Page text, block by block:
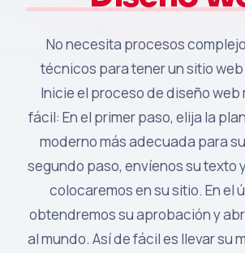
No necesita procesos
técnicos para tener un sitio
Inicie el proceso de diseño web
fácil: En el primer paso, elija la
moderno más adecuada para
segundo paso, envíenos su texto
colocaremos en su sitio. En el
obtendremos su aprobación y
al mundo. Así de fácil es llevar su